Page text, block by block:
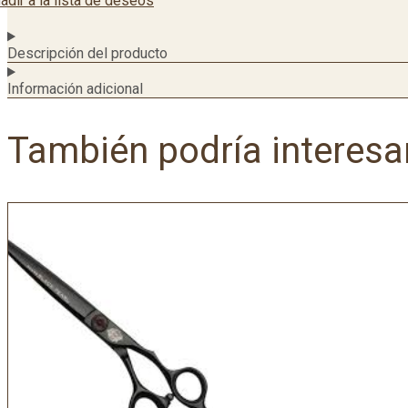
Descripción del producto
Información adicional
También podría